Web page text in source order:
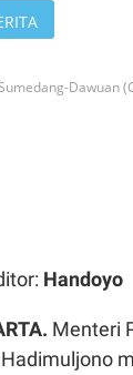
Dawuan
Handoyo
Menteri
Hadimuljono